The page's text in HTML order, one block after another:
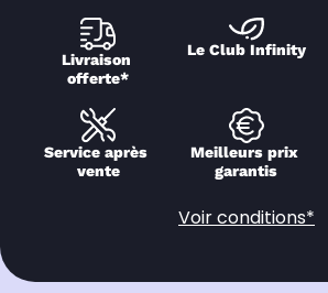
Livraison
offerte*
Le Club Infinity
Service après
vente
Meilleurs prix
garantis
Voir conditions*